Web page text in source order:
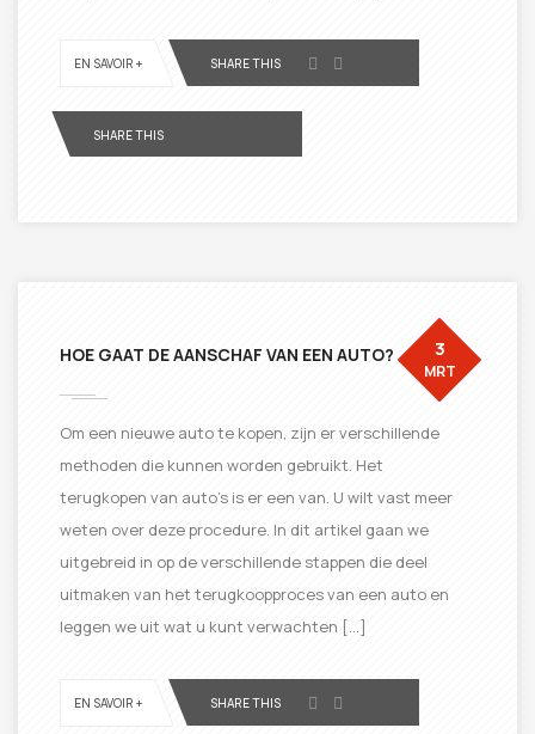
EN SAVOIR + SHARE THIS
SHARE THIS
HOE GAAT DE AANSCHAF VAN EEN AUTO? 3
MRT
Om een ​​nieuwe auto te kopen, zijn er verschillende
methoden die kunnen worden gebruikt. Het
terugkopen van auto’s is er een van. U wilt vast meer
weten over deze procedure. In dit artikel gaan we
uitgebreid in op de verschillende stappen die deel
uitmaken van het terugkoopproces van een auto en
leggen we uit wat u kunt verwachten […]
EN SAVOIR + SHARE THIS